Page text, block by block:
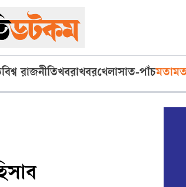
বিশ্ব রাজনীতিখবরাখবরখেলাসাত-পাঁচ